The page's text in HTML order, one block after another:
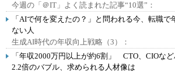
今週の「＠IT」よく読まれた記事“10選”：
「AIで何を変えたの？」と問われる今、転職で
ない人
生成AI時代の年収向上戦略（3）：
「年収2000万円以上が約6割」 CTO、CIOな
2.2倍のバブル、求められる人材像は